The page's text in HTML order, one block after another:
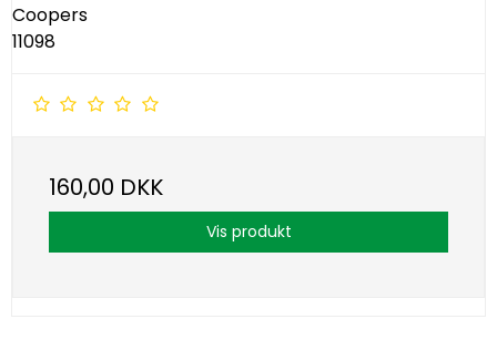
Coopers
11098
160,00 DKK
Vis produkt